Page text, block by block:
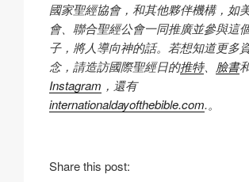
國家聖經協會，和其他夥伴機構，如
會、聯合聖經公會一同推廣並參與這
子，將人導向神的話。若想知道更多
念，請造訪國際聖經日的推特、 臉書
Instagram ，還有
internationaldayofthebible.com.。
Share this post: